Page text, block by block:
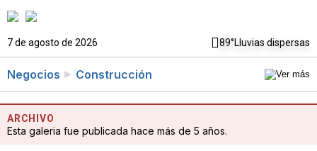
7 de agosto de 2026 89°Lluvias dispersas
Negocios Construcción
ARCHIVO
Esta galeria fue publicada hace más de 5 años.